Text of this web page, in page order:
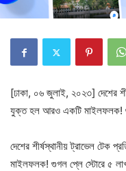
[ঢাকা, ০৬ জুলাই, ২০২৩] দেশের
যুক্ত হল আরও একটি মাইলফলক!
দেশের শীর্ষস্থানীয় ট্রাভেল টেক
মাইলফলক! গুগল প্লে স্টোরে ৫